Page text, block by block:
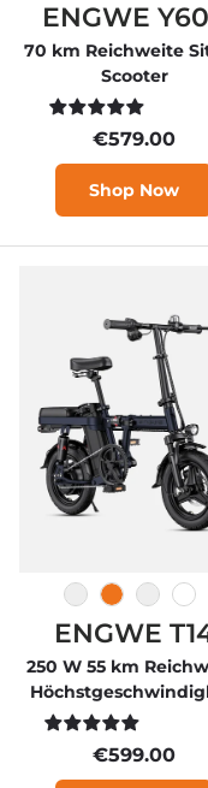
ENGWE
70 km Reichweite
Scooter
€579.00
Shop Now
DegreeOrange
Blue
ENGWE
250 W 55 km
25 km/h Faltbares E-
€599.00